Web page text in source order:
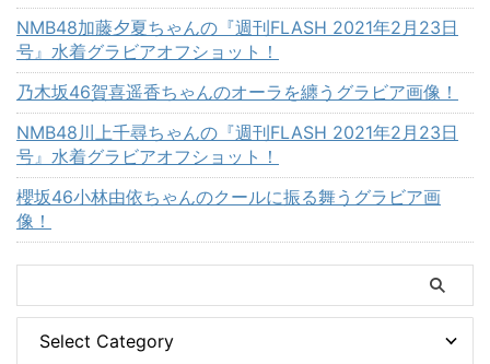
NMB48加藤夕夏ちゃんの『週刊FLASH 2021年2月23日
号』水着グラビアオフショット！
乃木坂46賀喜遥香ちゃんのオーラを纏うグラビア画像！
NMB48川上千尋ちゃんの『週刊FLASH 2021年2月23日
号』水着グラビアオフショット！
櫻坂46小林由依ちゃんのクールに振る舞うグラビア画
像！